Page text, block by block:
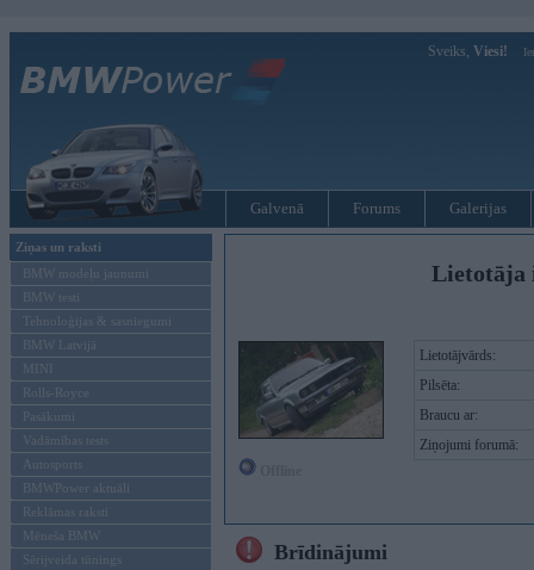
Sveiks, Viesi!
Galvenā Forums Galerijas
Ziņas un raksti
BMW modeļu jaunumi
BMW testi
Tehnoloģijas & sasniegumi
BMW Latvijā
MINI
Rolls-Royce
Pasākumi
Vadāmības tests
Autosports
BMWPower aktuāli
Reklāmas raksti
Mēneša BMW
Sērijveida tūnings
Lietotāja
Lietotājvārds:
Pilsēta:
Braucu ar:
Ziņojumi forumā:
Brīdinājumi